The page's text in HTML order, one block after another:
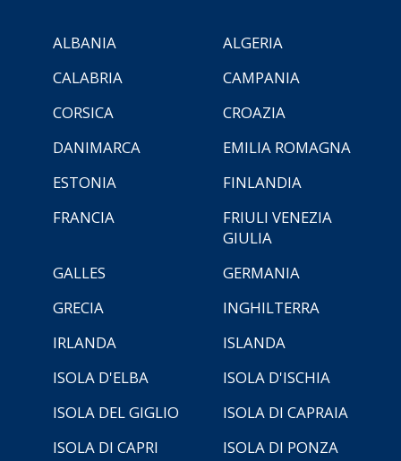
ALBANIA
ALGERIA
CALABRIA
CAMPANIA
CORSICA
CROAZIA
DANIMARCA
EMILIA ROMAGNA
ESTONIA
FINLANDIA
FRANCIA
FRIULI VENEZIA
GIULIA
GALLES
GERMANIA
GRECIA
INGHILTERRA
IRLANDA
ISLANDA
ISOLA D'ELBA
ISOLA D'ISCHIA
ISOLA DEL GIGLIO
ISOLA DI CAPRAIA
ISOLA DI CAPRI
ISOLA DI PONZA